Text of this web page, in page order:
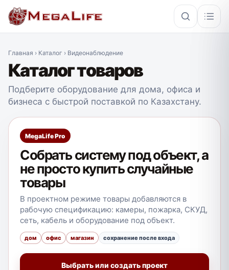
PoE IP67 Hikvision Кабель
Главная › Каталог › Видеонаблюдение
Каталог товаров
Подберите оборудование для дома, офиса и
бизнеса с быстрой поставкой по Казахстану.
MegaLife Pro
Собрать систему под объект, а
не просто купить случайные
товары
В проектном режиме товары добавляются в
рабочую спецификацию: камеры, пожарка, СКУД,
сеть, кабель и оборудование под объект.
дом офис магазин сохранение после входа
Выбрать или создать проект